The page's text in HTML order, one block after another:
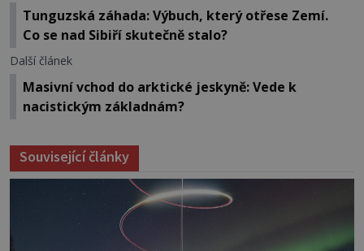
Tunguzská záhada: Výbuch, který otřese Zemí.
Co se nad Sibiří skutečně stalo?
Další článek
Masivní vchod do arktické jeskyně: Vede k
nacistickým základnám?
Související články